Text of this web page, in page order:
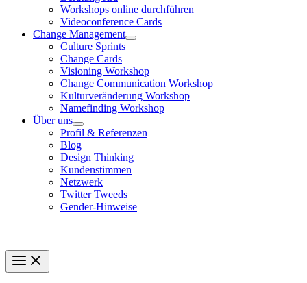
Workshops online durchführen
Videoconference Cards
Change Management
Culture Sprints
Change Cards
Visioning Workshop
Change Communication Workshop
Kulturveränderung Workshop
Namefinding Workshop
Über uns
Profil & Referenzen
Blog
Design Thinking
Kundenstimmen
Netzwerk
Twitter Tweeds
Gender-Hinweise